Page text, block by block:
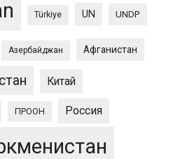
Türkiye UN UNDP
Азербайджан Афганистан
Китай
ПРООН Россия